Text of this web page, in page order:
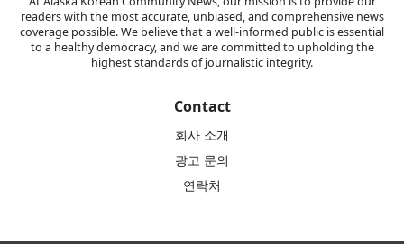
readers with the most accurate, unbiased, and comprehensive news
coverage possible. We believe that a well-informed public is essential
to a healthy democracy, and we are committed to upholding the
highest standards of journalistic integrity.
Contact
회사 소개
광고 문의
연락처